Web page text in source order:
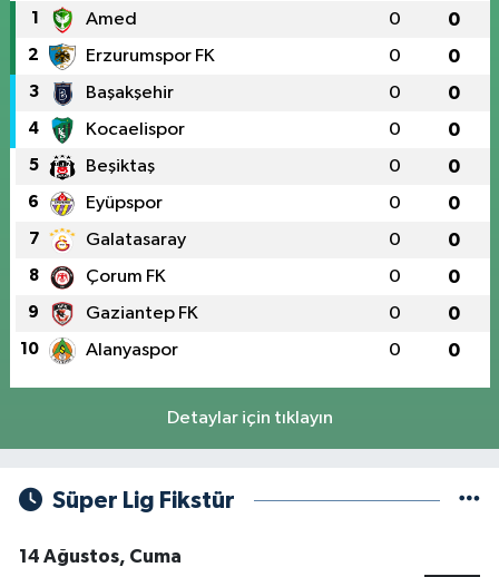
1 Amed 0 0
2 Erzurumspor FK 0 0
3 Başakşehir 0 0
4 Kocaelispor 0 0
5 Beşiktaş 0 0
6 Eyüpspor 0 0
7 Galatasaray 0 0
8 Çorum FK 0 0
9 Gaziantep FK 0 0
10 Alanyaspor 0 0
Detaylar için tıklayın
Süper Lig Fikstür
14 Ağustos, Cuma